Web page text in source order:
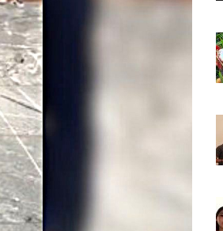
Residuales Al Mar
Históricos
Financiado Por Privados
Aplica Y Cómo Tramitarlas?
Tlaquepaque (VIDEO)
A Puerto Vallarta Y Tomatlán
Por Su 26 Aniversario
En Ciudad De México
Emprendedores Y Ciudadanía
Vallarta Para El 2027